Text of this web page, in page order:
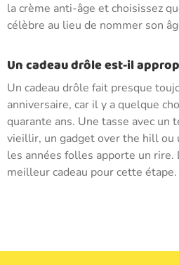
la crème anti-âge et choisissez
célèbre au lieu de nommer son
Un cadeau drôle est-il
Un cadeau drôle fait presque
anniversaire, car il y a quelque
quarante ans. Une tasse avec un
vieillir, un gadget over the hill ou
les années folles apporte un
meilleur cadeau pour cette étape.